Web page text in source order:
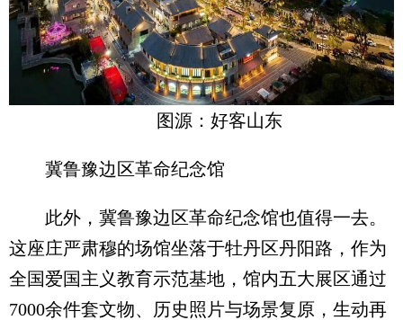
图源：好客山东
冀鲁豫边区革命纪念馆
此外，冀鲁豫边区革命纪念馆也值得一去。
这座庄严肃穆的场馆坐落于牡丹区丹阳路，作为
全国爱国主义教育示范基地，馆内五大展区通过
7000余件套文物、历史照片与场景复原，生动再